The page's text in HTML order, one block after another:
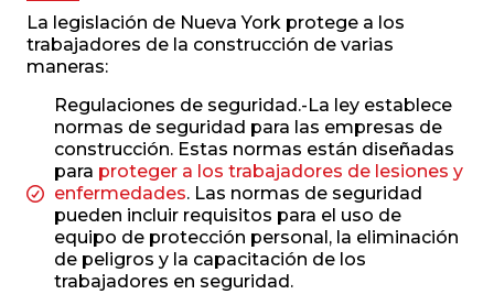
La legislación de Nueva York protege a los
trabajadores de la construcción de varias
maneras:
Regulaciones de seguridad.-La ley establece
normas de seguridad para las empresas de
construcción. Estas normas están diseñadas
para proteger a los trabajadores de lesiones y
enfermedades. Las normas de seguridad
pueden incluir requisitos para el uso de
equipo de protección personal, la eliminación
de peligros y la capacitación de los
trabajadores en seguridad.